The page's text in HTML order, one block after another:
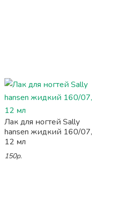
Лак для ногтей Sally
hansen жидкий 160/07,
12 мл
150р.